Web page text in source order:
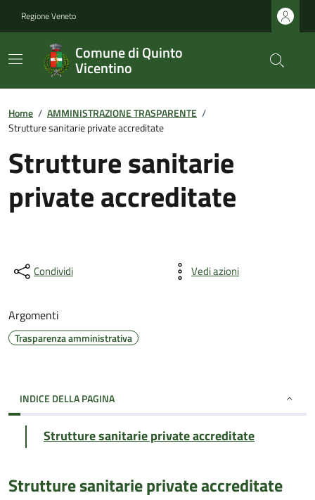
Regione Veneto
Comune di Quinto
Vicentino
Home / AMMINISTRAZIONE TRASPARENTE /
Strutture sanitarie private accreditate
Strutture sanitarie
private accreditate
Condividi Vedi azioni
Argomenti
Trasparenza amministrativa
INDICE DELLA PAGINA
Strutture sanitarie private accreditate
Strutture sanitarie private accreditate